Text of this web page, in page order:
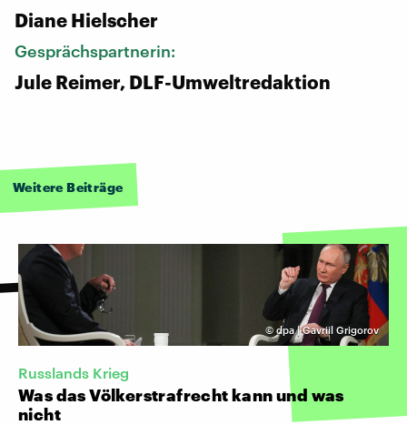
Diane Hielscher
Gesprächspartnerin:
Jule Reimer, DLF-Umweltredaktion
Weitere Beiträge
© dpa | Gavriil Grigorov
Russlands Krieg
Was das Völkerstrafrecht kann und was
nicht